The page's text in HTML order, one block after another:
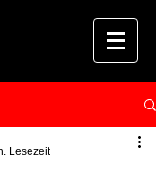
Lesezeit